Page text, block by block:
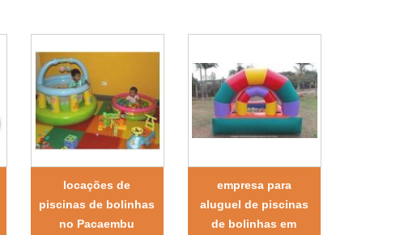
locações de
piscinas de bolinhas
no Pacaembu
empresa para
aluguel de piscinas
de bolinhas em